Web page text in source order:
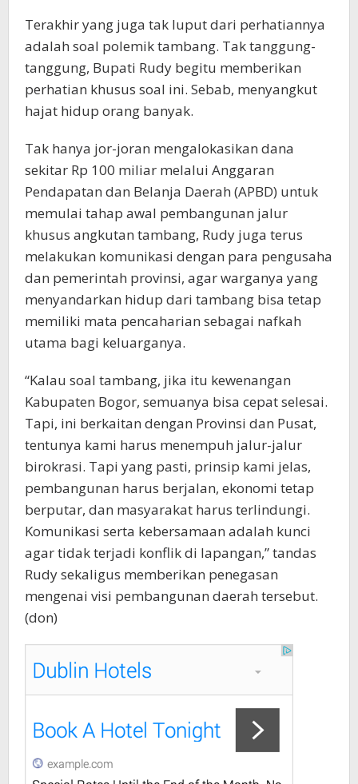
Terakhir yang juga tak luput dari perhatiannya
adalah soal polemik tambang. Tak tanggung-
tanggung, Bupati Rudy begitu memberikan
perhatian khusus soal ini. Sebab, menyangkut
hajat hidup orang banyak.
Tak hanya jor-joran mengalokasikan dana
sekitar Rp 100 miliar melalui Anggaran
Pendapatan dan Belanja Daerah (APBD) untuk
memulai tahap awal pembangunan jalur
khusus angkutan tambang, Rudy juga terus
melakukan komunikasi dengan para pengusaha
dan pemerintah provinsi, agar warganya yang
menyandarkan hidup dari tambang bisa tetap
memiliki mata pencaharian sebagai nafkah
utama bagi keluarganya.
“Kalau soal tambang, jika itu kewenangan
Kabupaten Bogor, semuanya bisa cepat selesai.
Tapi, ini berkaitan dengan Provinsi dan Pusat,
tentunya kami harus menempuh jalur-jalur
birokrasi. Tapi yang pasti, prinsip kami jelas,
pembangunan harus berjalan, ekonomi tetap
berputar, dan masyarakat harus terlindungi.
Komunikasi serta kebersamaan adalah kunci
agar tidak terjadi konflik di lapangan,” tandas
Rudy sekaligus memberikan penegasan
mengenai visi pembangunan daerah tersebut.
(don)